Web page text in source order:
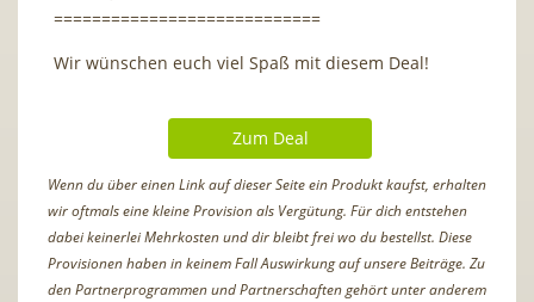
============================
Wir wünschen euch viel Spaß mit diesem Deal!
Zum Deal
Wenn du über einen Link auf dieser Seite ein Produkt kaufst, erhalten
wir oftmals eine kleine Provision als Vergütung. Für dich entstehen
dabei keinerlei Mehrkosten und dir bleibt frei wo du bestellst. Diese
Provisionen haben in keinem Fall Auswirkung auf unsere Beiträge. Zu
den Partnerprogrammen und Partnerschaften gehört unter anderem